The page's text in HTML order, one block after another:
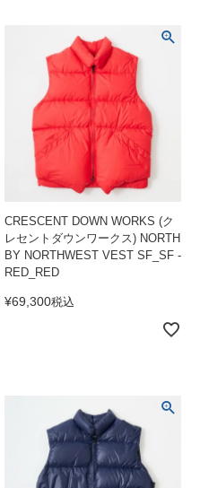
CRESCENT DOWN WORKS (ク
レセントダウンワークス) NORTH
BY NORTHWEST VEST SF_SF -
RED_RED
¥69,300税込